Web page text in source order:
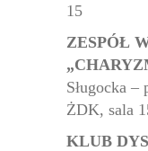
15
ZESPÓŁ
Sługocka –
ŻDK, sala
KLUB